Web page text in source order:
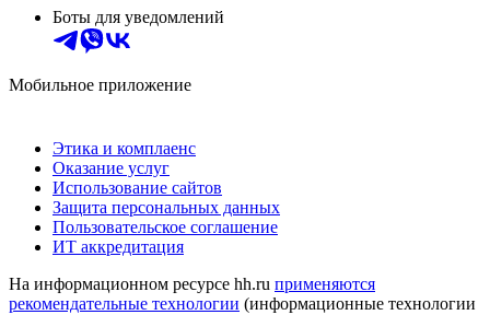
Боты для уведомлений
Мобильное приложение
Этика и комплаенс
Оказание услуг
Использование сайтов
Защита персональных данных
Пользовательское соглашение
ИТ аккредитация
На информационном ресурсе hh.ru применяются
рекомендательные технологии (информационные технологии